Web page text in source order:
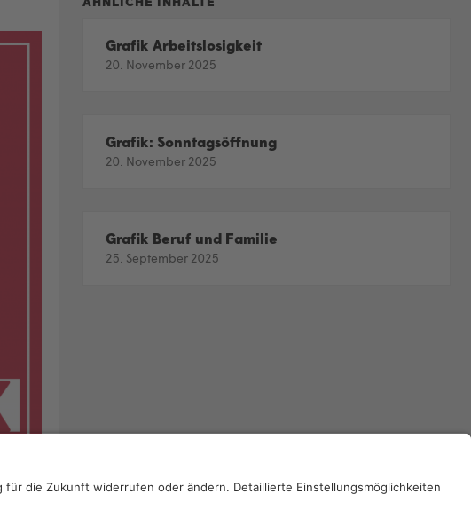
Grafik Arbeitslosigkeit
20. November 2025
Grafik: Sonntagsöffnung
20. November 2025
Grafik Beruf und Familie
25. September 2025